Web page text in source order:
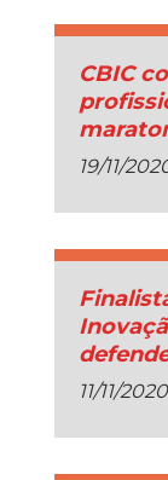
CBIC
19/11/
11/11/2020